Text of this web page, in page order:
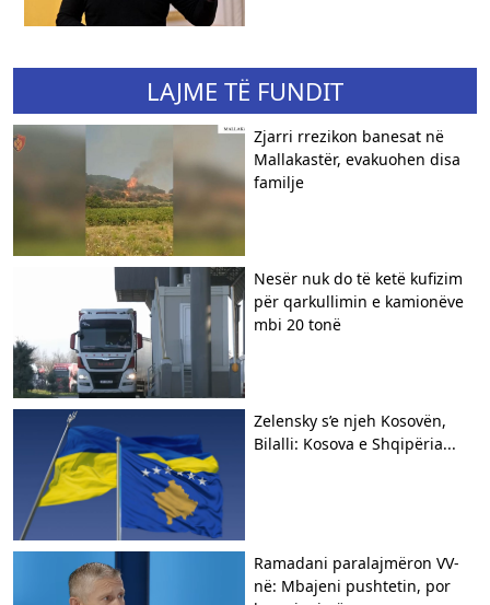
LAJME TË FUNDIT
Zjarri rrezikon banesat në
Mallakastër, evakuohen disa
familje
Nesër nuk do të ketë kufizim
për qarkullimin e kamionëve
mbi 20 tonë
Zelensky s’e njeh Kosovën,
Bilalli: Kosova e Shqipëria...
Ramadani paralajmëron VV-
në: Mbajeni pushtetin, por